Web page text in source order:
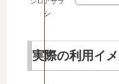
シ
実際の利用イ